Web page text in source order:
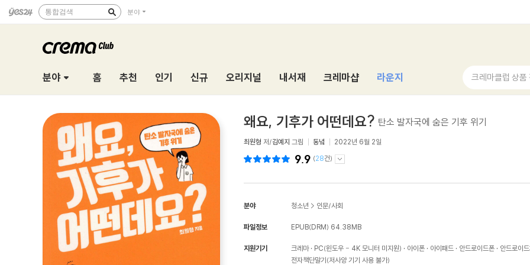
통합검색 분야
분야 홈 추천 인기 신규 오리지널 내서재 크레마샵 라운지 크레마클럽 상품
왜요, 기후가 어떤데요? 탄소 발자국에 숨은 기후 위기
최원형 저/김예지 그림 동녘 2022년 6월 2일
9.9 (28건)
분야 청소년 > 인문/사회
파일정보 EPUB(DRM) 64.38MB
지원기기 크레마 PC(윈도우 - 4K 모니터 미지원) 아이폰 아이패드 안드로이드폰
안드로이
전자책단말기(저사양 기기 사용 불가)